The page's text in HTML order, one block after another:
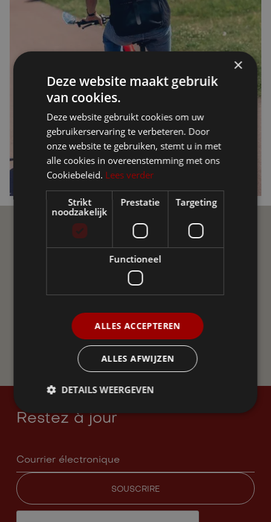
Communauté Ellio
Rejoignez la communauté Ellio sur les réseaux sociaux !
Un groupe indépendant d'utilisateurs d'Ellio en Flandre et
aux Pays-Bas. Nous nous entraidons avec des
des conseils et des expériences.
DEVENEZ MEMBRE
Restez à jour
×
Deze website maakt gebruik
van cookies.
Deze website gebruikt cookies om uw
gebruikerservaring te verbeteren. Door
onze website te gebruiken, stemt u in met
alle cookies in overeenstemming met ons
Cookiebeleid. Lees verder
Strikt
noodzakelijk
Prestatie Targeting
Functioneel
ALLES ACCEPTEREN
ALLES AFWIJZEN
DETAILS WEERGEVEN